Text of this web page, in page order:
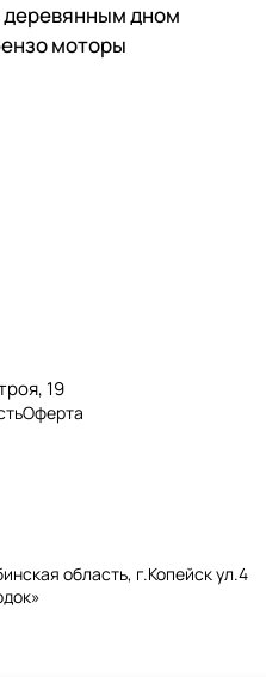
дном
моторы
19
Оферта
область, г.Копейск ул.4